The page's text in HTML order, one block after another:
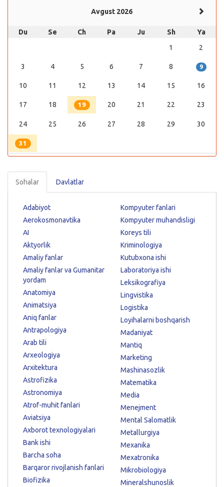
Avgust 2026
Du Se Ch Pa Ju Sh
Ya
1
2
3 4 5 6 7 8 9
10 11 12 13 14 15 16
17 18 19 20 21 22 23
24 25 26 27 28 29 30
31
Sohalar Davlatlar
Adabiyot
Aerokosmonavtika
AI
Aktyorlik
Amaliy fanlar
Amaliy fanlar va Gumanitar
yordam
Anatomiya
Animatsiya
Aniq fanlar
Antrapologiya
Arab tili
Arxeologiya
Arxitektura
Astrofizika
Astronomiya
Atrof-muhit fanlari
Aviatsiya
Axborot texnologiyalari
Bank ishi
Barcha soha
Barqaror rivojlanish fanlari
Biofizika
Kompyuter fanlari
Kompyuter muhandisligi
Koreys tili
Kriminologiya
Kutubxona ishi
Laboratoriya ishi
Leksikografiya
Lingvistika
Logistika
Loyihalarni boshqarish
Madaniyat
Mantiq
Marketing
Mashinasozlik
Matematika
Media
Menejment
Mental Salomatlik
Metallurgiya
Mexanika
Mexatronika
Mikrobiologiya
Mineralshunoslik